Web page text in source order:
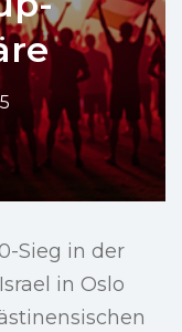
Sieg in der
in Oslo